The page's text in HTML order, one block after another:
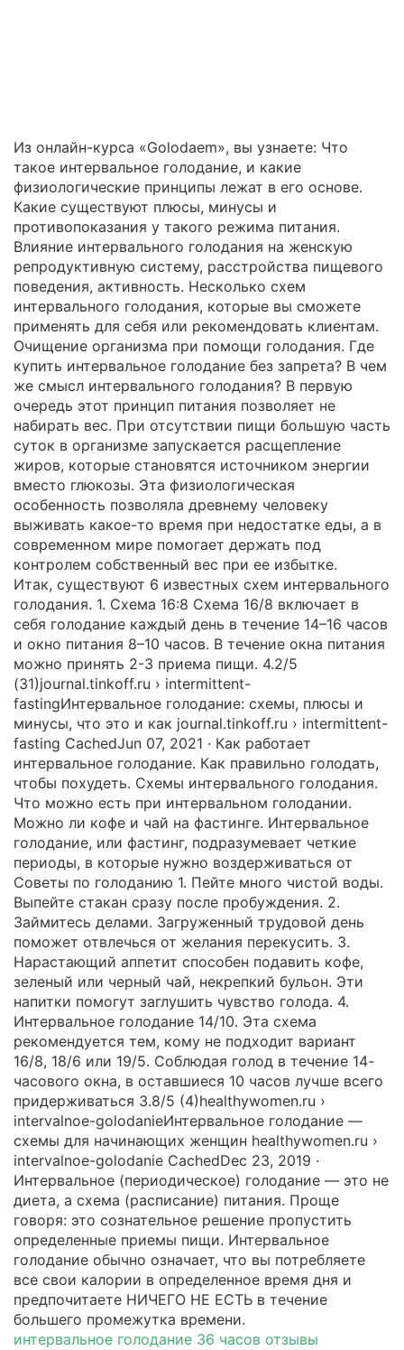
Из онлайн-курса «Golodaem», вы узнаете: Что
такое интервальное голодание, и какие
физиологические принципы лежат в его основе.
Какие существуют плюсы, минусы и
противопоказания у такого режима питания.
Влияние интервального голодания на женскую
репродуктивную систему, расстройства пищевого
поведения, активность. Несколько схем
интервального голодания, которые вы сможете
применять для себя или рекомендовать клиентам.
Очищение организма при помощи голодания. Где
купить интервальное голодание без запрета? В чем
же смысл интервального голодания? В первую
очередь этот принцип питания позволяет не
набирать вес. При отсутствии пищи большую часть
суток в организме запускается расщепление
жиров, которые становятся источником энергии
вместо глюкозы. Эта физиологическая
особенность позволяла древнему человеку
выживать какое-то время при недостатке еды, а в
современном мире помогает держать под
контролем собственный вес при ее избытке.
Итак, существуют 6 известных схем интервального
голодания. 1. Схема 16:8 Схема 16/8 включает в
себя голодание каждый день в течение 14–16 часов
и окно питания 8–10 часов. В течение окна питания
можно принять 2-3 приема пищи. 4.2/5
(31)journal.tinkoff.ru › intermittent-
fastingИнтервальное голодание: схемы, плюсы и
минусы, что это и как journal.tinkoff.ru › intermittent-
fasting CachedJun 07, 2021 · Как работает
интервальное голодание. Как правильно голодать,
чтобы похудеть. Схемы интервального голодания.
Что можно есть при интервальном голодании.
Можно ли кофе и чай на фастинге. Интервальное
голодание, или фастинг, подразумевает четкие
периоды, в которые нужно воздерживаться от
Советы по голоданию 1. Пейте много чистой воды.
Выпейте стакан сразу после пробуждения. 2.
Займитесь делами. Загруженный трудовой день
поможет отвлечься от желания перекусить. 3.
Нарастающий аппетит способен подавить кофе,
зеленый или черный чай, некрепкий бульон. Эти
напитки помогут заглушить чувство голода. 4.
Интервальное голодание 14/10. Эта схема
рекомендуется тем, кому не подходит вариант
16/8, 18/6 или 19/5. Соблюдая голод в течение 14-
часового окна, в оставшиеся 10 часов лучше всего
придерживаться 3.8/5 (4)healthywomen.ru ›
intervalnoe-golodanieИнтервальное голодание —
схемы для начинающих женщин healthywomen.ru ›
intervalnoe-golodanie CachedDec 23, 2019 ·
Интервальное (периодическое) голодание — это не
диета, а схема (расписание) питания. Проще
говоря: это сознательное решение пропустить
определенные приемы пищи. Интервальное
голодание обычно означает, что вы потребляете
все свои калории в определенное время дня и
предпочитаете НИЧЕГО НЕ ЕСТЬ в течение
большего промежутка времени.
интервальное голодание 36 часов отзывы